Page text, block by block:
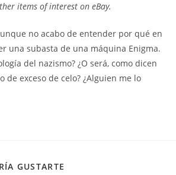
items of interest on eBay.
no acabo de entender por qué en
una subasta de una máquina Enigma.
del nazismo? ¿O será, como dicen
de exceso de celo? ¿Alguien me lo
GUSTARTE